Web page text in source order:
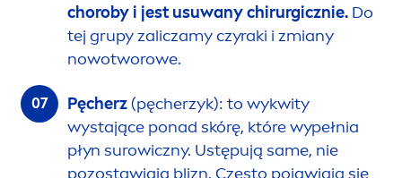
choroby i jest usuwany chirurgicznie. Do
tej grupy zaliczamy czyraki i zmiany
nowotworowe.
Pęcherz(pęcherzyk): to wykwity
wystające ponad skórę, które wypełnia
płyn surowiczny. Ustępują same, nie
pozostawiają blizn. Często pojawiają się